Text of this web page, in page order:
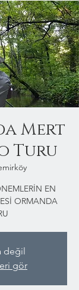
Mert
Turu
EN
ORMANDA
değil
gör